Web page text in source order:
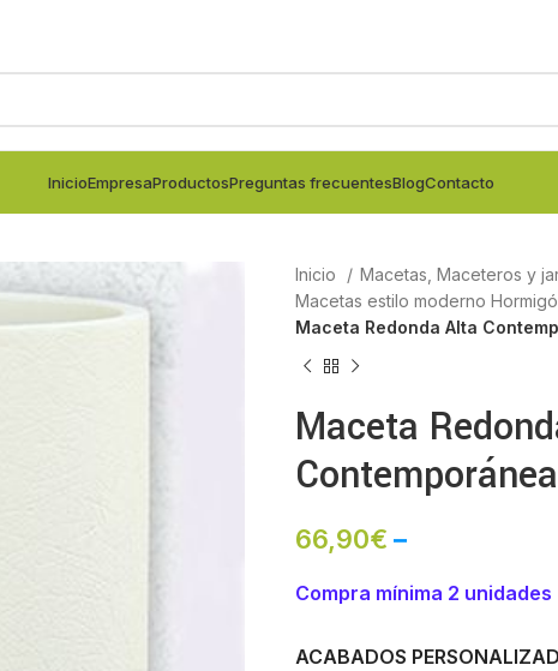
InicioEmpresaProductosPreguntas frecuentesBlogContacto
Inicio
Macetas, Maceteros y
Macetas estilo moderno
Maceta Redonda Alta
Maceta
66,90€ –
Compra mínima 2 unidades
ACABADOS